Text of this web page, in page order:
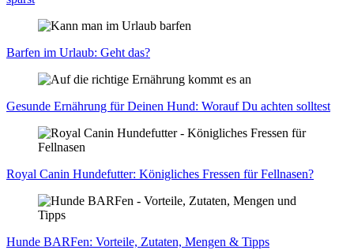
Bar­fen im Urlaub: Geht das?
Gesun­de Ernäh­rung für Dei­nen Hund: Wor­auf Du ach­ten soll­test
Roy­al Canin Hun­de­fut­ter: König­li­ches Fres­sen für Fell­na­sen?
Hun­de BAR­Fen: Vor­tei­le, Zuta­ten, Men­gen & Tipps